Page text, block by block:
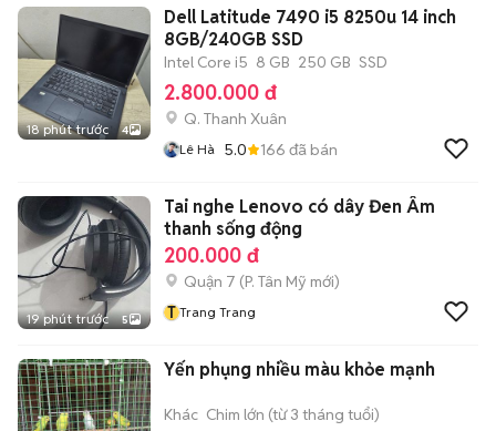
18 phút trước 4
Dell Latitude 7490 i5 8250u 14 inch
8GB/240GB SSD
Intel Core i5 8 GB 250 GB SSD
2.800.000 đ
Q. Thanh Xuân
Lê Hà 5.0 166 đã bán
19 phút trước 5
Tai nghe Lenovo có dây Đen Âm
thanh sống động
200.000 đ
Quận 7 (P. Tân Mỹ mới)
T Trang Trang
Yến phụng nhiều màu khỏe mạnh
Khác Chim lớn (từ 3 tháng tuổi)